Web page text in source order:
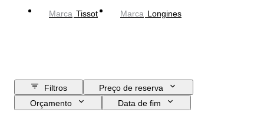
Marca Tissot Marca Longines
Filtros
Preço de reserva
Orçamento
Data de fim